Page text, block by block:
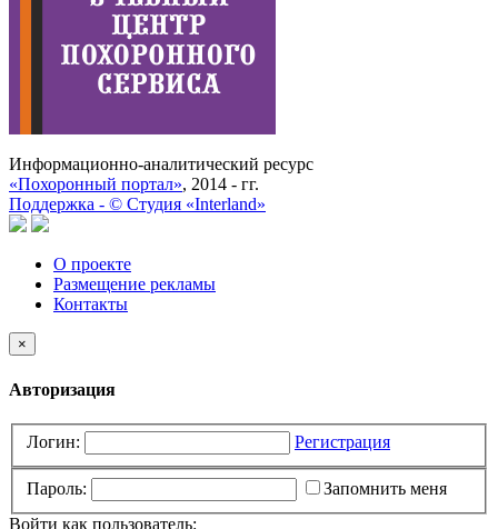
Информационно-аналитический ресурс
«Похоронный портал», 2014 - гг.
Поддержка - © Cтудия «Interland»
О проекте
Размещение рекламы
Контакты
×
Авторизация
Логин: Регистрация
Пароль:
Запомнить меня
Войти как пользователь: